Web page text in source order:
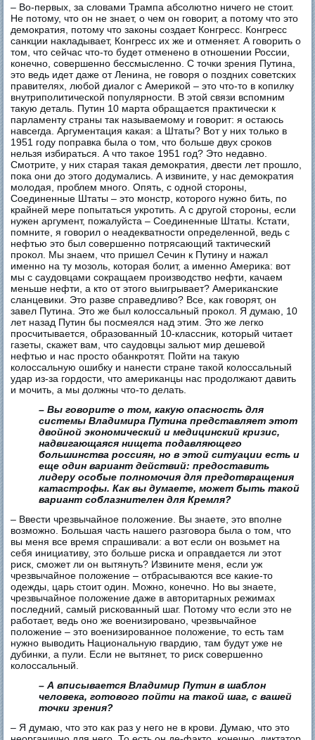
– Во-первых, за словами Трампа абсолютно ничего не стоит.
Не потому, что он не знает, о чем он говорит, а потому что это
демократия, потому что законы создает Конгресс. Конгресс
санкции накладывает, Конгресс их же и отменяет. А говорить о
том, что сейчас что-то будет отменено в отношении России,
конечно, совершенно бессмысленно. С точки зрения Путина,
это ведь идет даже от Ленина, не говоря о поздних советских
правителях, любой диалог с Америкой – это что-то в копилку
внутриполитической популярности. В этой связи вспомним
такую деталь. Путин 10 марта обращается практически к
парламенту страны так называемому и говорит: я остаюсь
навсегда. Аргументация какая: а Штаты? Вот у них только в
1951 году поправка была о том, что больше двух сроков
нельзя избираться. А что такое 1951 год? Это недавно.
Смотрите, у них старая такая демократия, двести лет прошло,
пока они до этого додумались. А извините, у нас демократия
молодая, проблем много. Опять, с одной стороны,
Соединенные Штаты – это монстр, которого нужно бить, по
крайней мере попытаться укротить. А с другой стороны, если
нужен аргумент, пожалуйста – Соединенные Штаты. Кстати,
помните, я говорил о неадекватности определенной, ведь с
нефтью это был совершенно потрясающий тактический
прокол. Мы знаем, что пришел Сечин к Путину и нажал
именно на ту мозоль, которая болит, а именно Америка: вот
мы с саудовцами сокращаем производство нефти, качаем
меньше нефти, а кто от этого выигрывает? Американские
сланцевики. Это разве справедливо? Все, как говорят, он
завел Путина. Это же был колоссальный прокол. Я думаю, 10
лет назад Путин бы посмеялся над этим. Это же легко
просчитывается, образованный 10-классник, который читает
газеты, скажет вам, что саудовцы зальют мир дешевой
нефтью и нас просто обанкротят. Пойти на такую
колоссальную ошибку и нанести стране такой колоссальный
удар из-за гордости, что американцы нас продолжают давить
и мочить, а мы должны что-то делать.
– Вы говорите о том, какую опасность для
системы Владимира Путина представляет этот
двойной экономический и медицинский кризис,
надвигающаяся нищета подавляющего
большинства россиян, но в этой ситуации есть и
еще один вариант действий: предоставить
лидеру особые полномочия для предотвращения
катастрофы. Как вы думаете, может быть такой
вариант соблазнителен для Кремля?
– Ввести чрезвычайное положение. Вы знаете, это вполне
возможно. Большая часть нашего разговора была о том, что
вы меня все время спрашивали: а вот если он возьмет на
себя инициативу, это больше риска и оправдается ли этот
риск, сможет ли он вытянуть? Извините меня, если уж
чрезвычайное положение – отбрасываются все какие-то
одежды, царь стоит один. Можно, конечно. Но вы знаете,
чрезвычайное положение даже в авторитарных режимах
последний, самый рискованный шаг. Потому что если это не
работает, ведь оно же военизировано, чрезвычайное
положение – это военизированное положение, то есть там
нужно выводить Национальную гвардию, там будут уже не
дубинки, а пули. Если не вытянет, то риск совершенно
колоссальный.
– А вписывается Владимир Путин в шаблон
человека, готового пойти на такой шаг, с вашей
точки зрения?
– Я думаю, что это как раз у него не в крови. Думаю, что это